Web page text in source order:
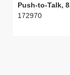
Push-to-Talk,
172970